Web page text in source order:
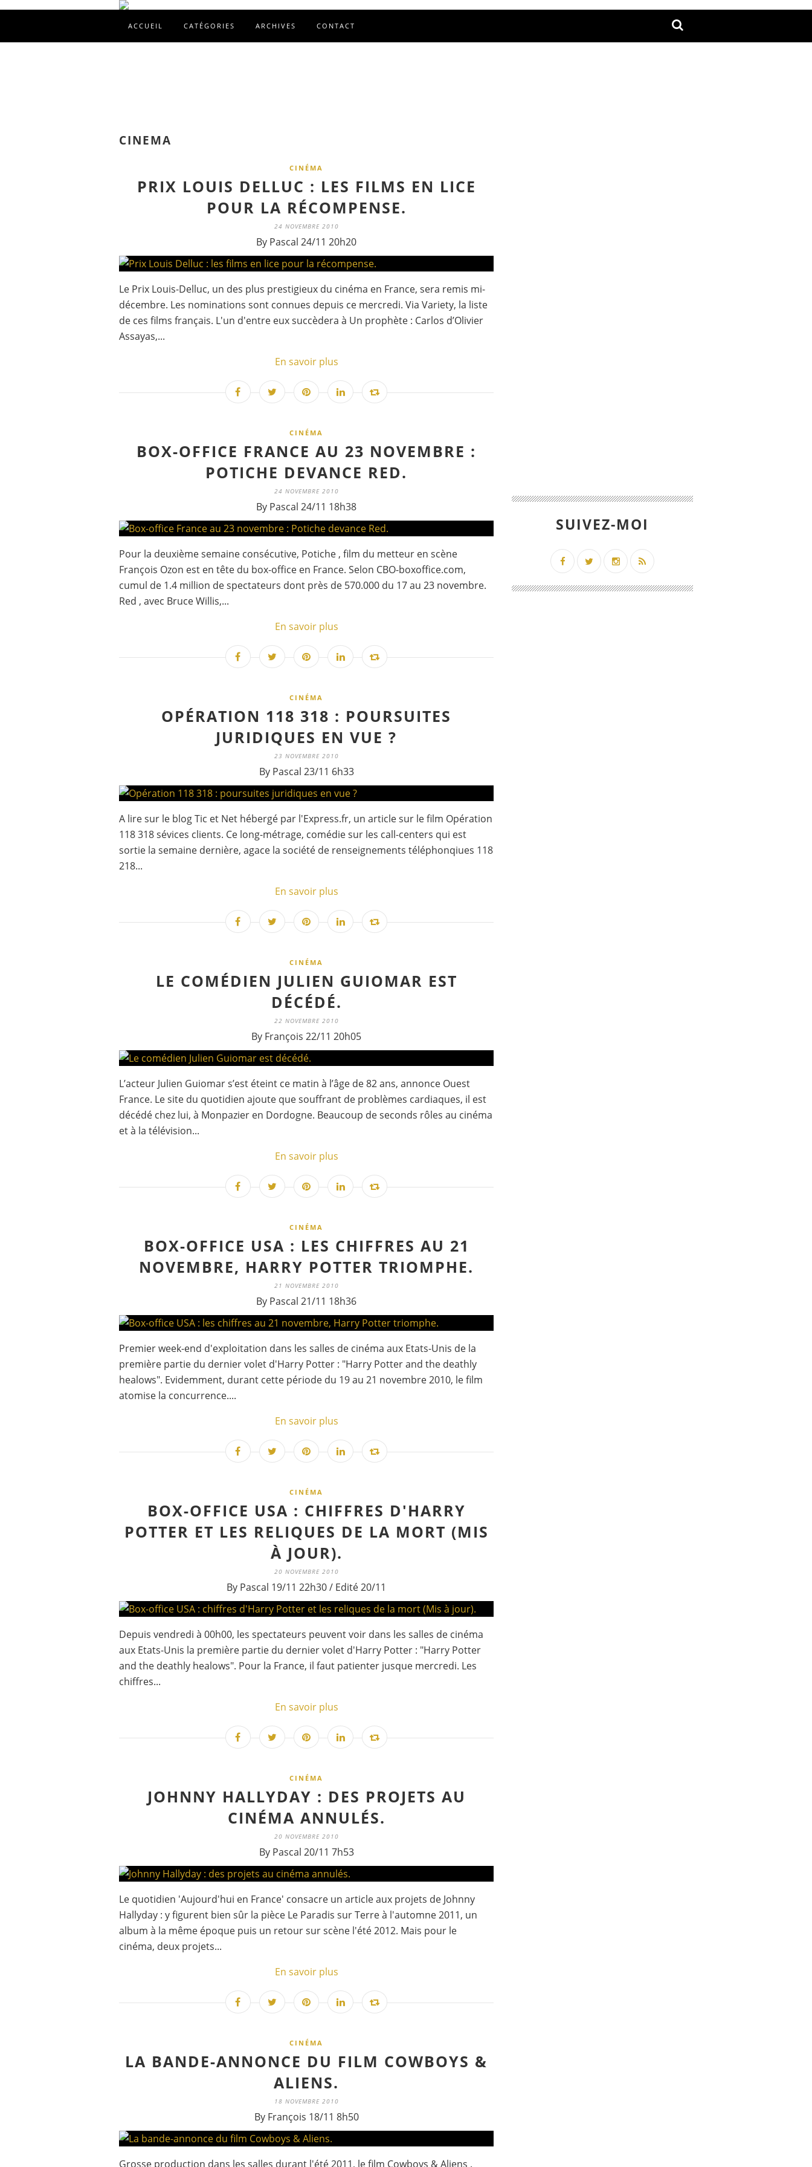
ACCUEIL CATÉGORIES ARCHIVES CONTACT
CINEMA
CINÉMA
PRIX LOUIS DELLUC : LES FILMS EN LICE
POUR LA RÉCOMPENSE.
24 NOVEMBRE 2010
By Pascal 24/11 20h20
Le Prix Louis-Delluc, un des plus prestigieux du cinéma en France, sera remis mi-
décembre. Les nominations sont connues depuis ce mercredi. Via Variety, la liste
de ces films français. L'un d'entre eux succèdera à Un prophète : Carlos d’Olivier
Assayas,...
En savoir plus
CINÉMA
BOX-OFFICE FRANCE AU 23 NOVEMBRE :
POTICHE DEVANCE RED.
24 NOVEMBRE 2010
By Pascal 24/11 18h38
Pour la deuxième semaine consécutive, Potiche , film du metteur en scène
François Ozon est en tête du box-office en France. Selon CBO-boxoffice.com,
cumul de 1.4 million de spectateurs dont près de 570.000 du 17 au 23 novembre.
Red , avec Bruce Willis,...
En savoir plus
CINÉMA
OPÉRATION 118 318 : POURSUITES
JURIDIQUES EN VUE ?
23 NOVEMBRE 2010
By Pascal 23/11 6h33
A lire sur le blog Tic et Net hébergé par l'Express.fr, un article sur le film Opération
118 318 sévices clients. Ce long-métrage, comédie sur les call-centers qui est
sortie la semaine dernière, agace la société de renseignements téléphonqiues 118
218...
En savoir plus
CINÉMA
LE COMÉDIEN JULIEN GUIOMAR EST
DÉCÉDÉ.
22 NOVEMBRE 2010
By François 22/11 20h05
L’acteur Julien Guiomar s’est éteint ce matin à l’âge de 82 ans, annonce Ouest
France. Le site du quotidien ajoute que souffrant de problèmes cardiaques, il est
décédé chez lui, à Monpazier en Dordogne. Beaucoup de seconds rôles au cinéma
et à la télévision...
En savoir plus
CINÉMA
BOX-OFFICE USA : LES CHIFFRES AU 21
NOVEMBRE, HARRY POTTER TRIOMPHE.
21 NOVEMBRE 2010
By Pascal 21/11 18h36
Premier week-end d'exploitation dans les salles de cinéma aux Etats-Unis de la
première partie du dernier volet d'Harry Potter : "Harry Potter and the deathly
healows". Evidemment, durant cette période du 19 au 21 novembre 2010, le film
atomise la concurrence....
En savoir plus
CINÉMA
BOX-OFFICE USA : CHIFFRES D'HARRY
POTTER ET LES RELIQUES DE LA MORT (MIS
À JOUR).
20 NOVEMBRE 2010
By Pascal 19/11 22h30 / Edité 20/11
Depuis vendredi à 00h00, les spectateurs peuvent voir dans les salles de cinéma
aux Etats-Unis la première partie du dernier volet d'Harry Potter : "Harry Potter
and the deathly healows". Pour la France, il faut patienter jusque mercredi. Les
chiffres...
En savoir plus
CINÉMA
JOHNNY HALLYDAY : DES PROJETS AU
CINÉMA ANNULÉS.
20 NOVEMBRE 2010
By Pascal 20/11 7h53
Le quotidien 'Aujourd'hui en France' consacre un article aux projets de Johnny
Hallyday : y figurent bien sûr la pièce Le Paradis sur Terre à l'automne 2011, un
album à la même époque puis un retour sur scène l'été 2012. Mais pour le
cinéma, deux projets...
En savoir plus
CINÉMA
LA BANDE-ANNONCE DU FILM COWBOYS &
ALIENS.
18 NOVEMBRE 2010
By François 18/11 8h50
Grosse production dans les salles durant l'été 2011, le film Cowboys & Aliens .
SUIVEZ-MOI